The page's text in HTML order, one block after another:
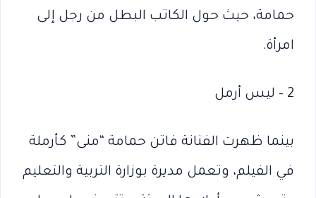
حمامة، حيث حول الكاتب البطل من رجل إلى
امرأة.
2 – ليس أرمل
بينما ظهرت الفنانة فاتن حمامة “منى” كأرملة
في الفيلم، وتعمل مديرة بوزارة التربية والتعليم